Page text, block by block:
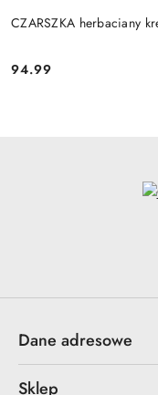
CZARSZKA herbaciany
Cena:
94.99
Dane adresowe
Sklep